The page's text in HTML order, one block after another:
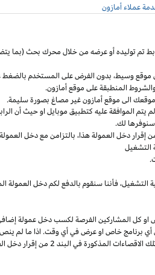
عملاء أمازون
تم توليده أو عرضه من خلال محرك بحث (بما
موقعوسيط، بدون الفرض على المستخدم بالضغط
المنطبقةعلى موقع أمازون.
موقعك الى موقع أمازون غير مصاغ بصورة سليمة.
يتم الموافقة عليه كتطبيق موبايل او حيثأن
سنوفرها لك.
هذا، بالتزامن مع دخل
التشغيل
التشغيل،فأننا سنقوم بالدفع لكم دخل العمولة
او كل المشاركين الفرصة لكسب دخل عمولة
أي برنامج خاص او عرض في أي وقت. اذا ما لم
الاقصاءات المذكورة في البند 2 من إقرار دخل